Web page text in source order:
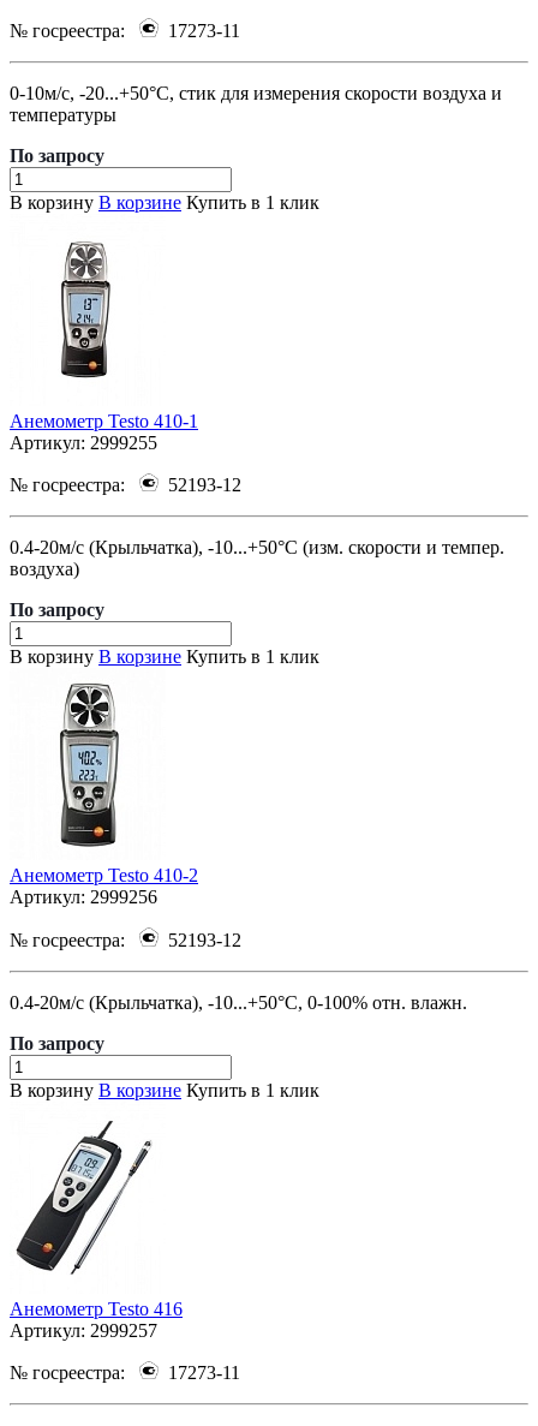
№ госреестра: 17273-11
0-10м/с, -20...+50°C, стик для измерения скорости воздуха и
температуры
По запросу
В корзину В корзине Купить в 1 клик
Анемометр Testo 410-1
Артикул: 2999255
№ госреестра: 52193-12
0.4-20м/с (Крыльчатка), -10...+50°C (изм. скорости и темпер.
воздуха)
По запросу
В корзину В корзине Купить в 1 клик
Анемометр Testo 410-2
Артикул: 2999256
№ госреестра: 52193-12
0.4-20м/с (Крыльчатка), -10...+50°C, 0-100% отн. влажн.
По запросу
В корзину В корзине Купить в 1 клик
Анемометр Testo 416
Артикул: 2999257
№ госреестра: 17273-11